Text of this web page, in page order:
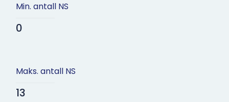
Min. antall NS
0
Maks. antall NS
13